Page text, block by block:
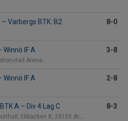
– Varbergs BTK: B2 8-0
Winnö IF A
Arena.
3-8
Winnö IF A 2-8
A – Div 4 Lag C
Ekbacken 8, 29155 Arkelstor
8-3